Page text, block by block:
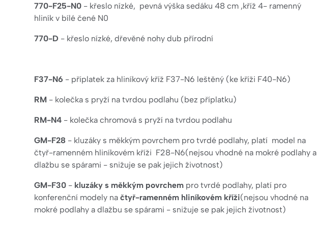
770-F25-N0 - křeslo nízké, pevná výška sedáku 48 cm ,kříž 4- ramenný
hliník v bílé čené N0
770-D - křeslo nízké, dřevěné nohy dub přírodní
F37-N6 - příplatek za hliníkový kříž F37-N6 leštěný (ke kříži F40-N6)
RM - kolečka s pryží na tvrdou podlahu (bez příplatku)
RM-N4 - kolečka chromová s pryží na tvrdou podlahu
GM-F28 - kluzáky s měkkým povrchem pro tvrdé podlahy, platí model na
čtyř-ramenném hliníkovém kříži F28-N6(nejsou vhodné na mokré podlahy a
dlažbu se spárami - snižuje se pak jejich životnost)
GM-F30 - kluzáky s měkkým povrchem pro tvrdé podlahy, platí pro
konferenční modely načtyř-ramenném hliníkovém kříži(nejsou vhodné na
mokré podlahy a dlažbu se spárami - snižuje se pak jejich životnost)